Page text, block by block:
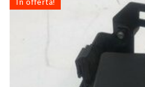
In offerta!